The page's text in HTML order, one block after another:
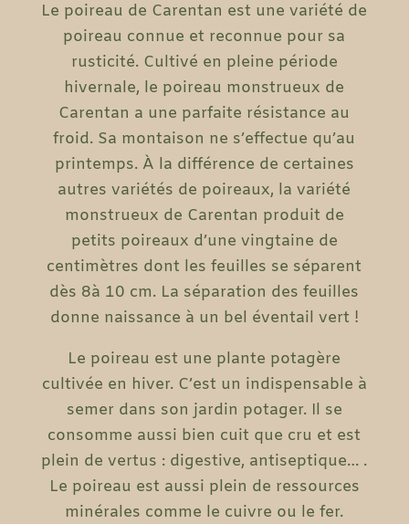
Le poireau de Carentan est une variété de
poireau connue et reconnue pour sa
rusticité. Cultivé en pleine période
hivernale, le poireau monstrueux de
Carentan a une parfaite résistance au
froid. Sa montaison ne s’effectue qu’au
printemps. À la différence de certaines
autres variétés de poireaux, la variété
monstrueux de Carentan produit de
petits poireaux d’une vingtaine de
centimètres dont les feuilles se séparent
dès 8à 10 cm. La séparation des feuilles
donne naissance à un bel éventail vert !
Le poireau est une plante potagère
cultivée en hiver. C’est un indispensable à
semer dans son jardin potager. Il se
consomme aussi bien cuit que cru et est
plein de vertus : digestive, antiseptique… .
Le poireau est aussi plein de ressources
minérales comme le cuivre ou le fer.